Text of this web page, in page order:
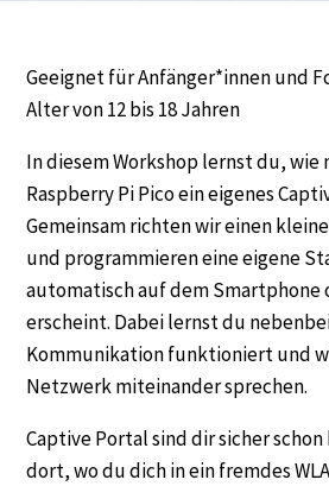
Geeignet für Anfänger*innen und
Alter von 12 bis 18 Jahren
In diesem Workshop lernst du, wie
Raspberry Pi Pico ein eigenes
Gemeinsam richten wir einen
und programmieren eine eigene
automatisch auf dem Smartphone
erscheint. Dabei lernst du
Kommunikation funktioniert und
Netzwerk miteinander sprechen.
Captive Portal sind dir sicher
dort, wo du dich in ein fremdes